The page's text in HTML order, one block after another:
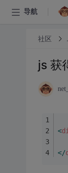
导航
社区
js 获
<
</